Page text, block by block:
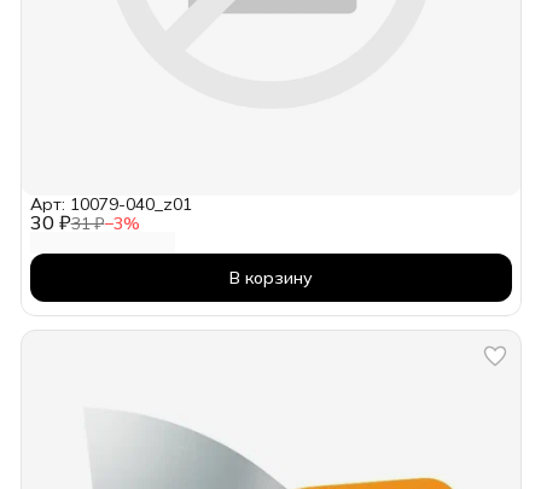
30 ₽31 ₽−3%
Арт: 10079-040_z01
В корзину